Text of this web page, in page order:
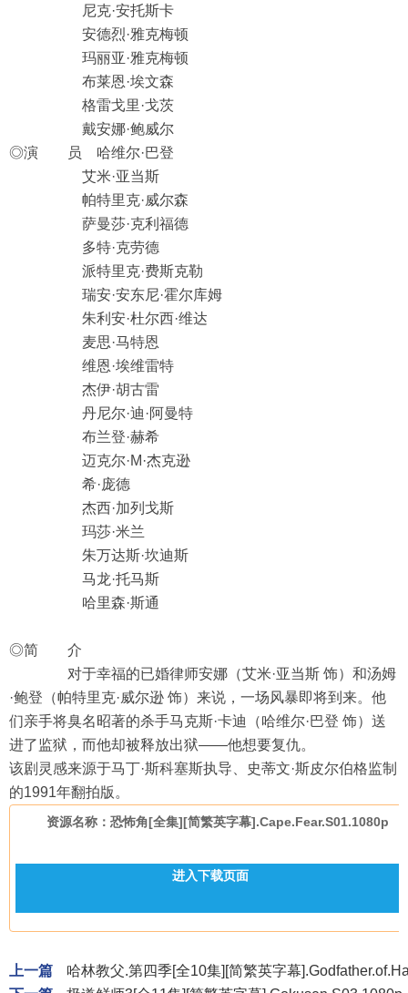
尼克·安托斯卡
安德烈·雅克梅顿
玛丽亚·雅克梅顿
布莱恩·埃文森
格雷戈里·戈茨
戴安娜·鲍威尔
◎演 员 哈维尔·巴登
艾米·亚当斯
帕特里克·威尔森
萨曼莎·克利福德
多特·克劳德
派特里克·费斯克勒
瑞安·安东尼·霍尔库姆
朱利安·杜尔西·维达
麦思·马特恩
维恩·埃维雷特
杰伊·胡古雷
丹尼尔·迪·阿曼特
布兰登·赫希
迈克尔·M·杰克逊
希·庞德
杰西·加列戈斯
玛莎·米兰
朱万达斯·坎迪斯
马龙·托马斯
哈里森·斯通
◎简 介
对于幸福的已婚律师安娜（艾米·亚当斯 饰）和汤姆
·鲍登（帕特里克·威尔逊 饰）来说，一场风暴即将到来。他
们亲手将臭名昭著的杀手马克斯·卡迪（哈维尔·巴登 饰）送
进了监狱，而他却被释放出狱——他想要复仇。
该剧灵感来源于马丁·斯科塞斯执导、史蒂文·斯皮尔伯格监制
的1991年翻拍版。
资源名称：恐怖角[全集][简繁英字幕].Cape.Fear.S01.1080p
进入下载页面
上一篇
哈林教父.第四季[全10集][简繁英字幕